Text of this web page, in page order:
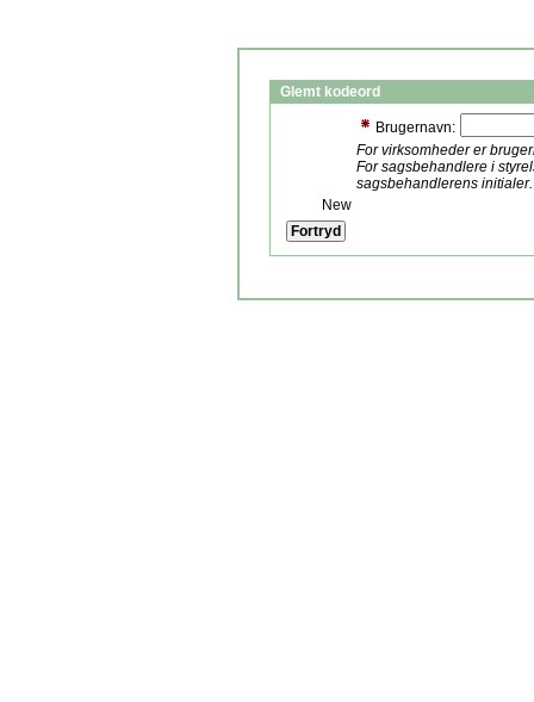
Glemt kodeord
Brugernavn:
For virksomheder er
For sagsbehandlere i
sagsbehandlerens initialer.
New